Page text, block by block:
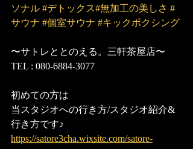
ソナル #デトックス#無加工の美しさ #
サウナ #個室サウナ #キックボクシング
〜サトレととのえる。三軒茶屋店〜
TEL : 080-6884-3077
初めての方は
当スタジオへの行き方/スタジオ紹介&
行き方です♪
https://satore3cha.wixsite.com/satore-